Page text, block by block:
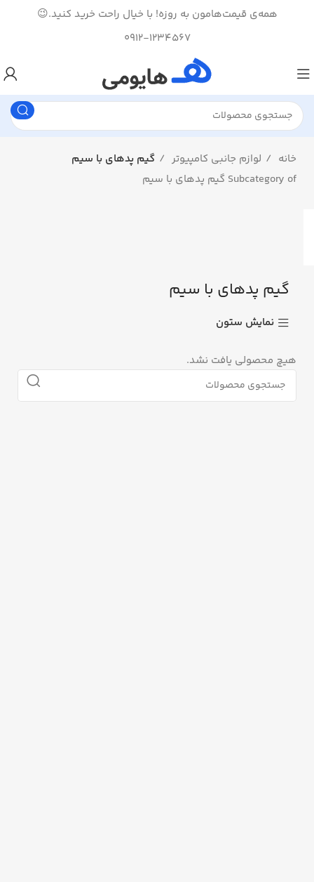
همه‌ی قیمت‌هامون به روزه! با خیال راحت خرید کنید.😉
0912-1234567
خانه لوازم جانبی کامپیوتر
گیم پدهای با سیم
Subcategory of گیم پدهای با سیم
گیم پدهای با سیم
نمایش ستون
هیچ محصولی یافت نشد.